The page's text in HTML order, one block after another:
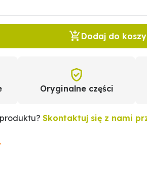
Dodaj do
Oryginalne części
Skontaktuj się z nami